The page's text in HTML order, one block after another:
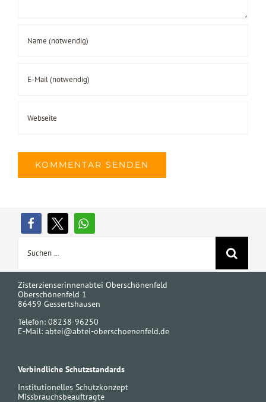
Zisterzienserinnenabtei Oberschönenfeld
Oberschönenfeld 1
86459 Gessertshausen
Telefon: 08238-96250
E-Mail: abtei@abtei-oberschoenenfeld.de
Verbindliche Schutzstandards
Institutionelles Schutzkonzept
Missbrauchsbeauftragte